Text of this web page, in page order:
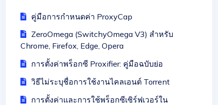
คู่มือการกำหนดค่า ProxyCap
ZeroOmega (SwitchyOmega V3) สำหรับ
Chrome, Firefox, Edge, Opera
การตั้งค่าพร็อกซี Proxifier: คู่มือฉบับย่อ
วิธีไม่ระบุชื่อการใช้งานไคลเอนต์ Torrent
การตั้งค่าและการใช้พร็อกซีเซิร์ฟเวอร์ใน